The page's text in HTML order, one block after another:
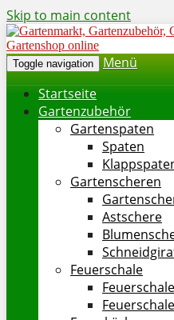
Skip to main content
Toggle navigation
Menü
Startseite
Gartenzubehör
Gartenspaten
Spaten
Gartenscheren
Astschere
Feuerschale